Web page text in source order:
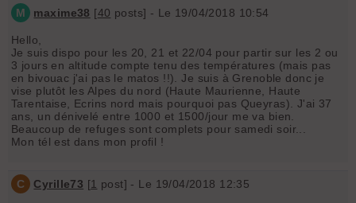
M maxime38 [40 posts] - Le 19/04/2018 10:54
Hello,
Je suis dispo pour les 20, 21 et 22/04 pour partir sur les 2 ou
3 jours en altitude compte tenu des températures (mais pas
en bivouac j'ai pas le matos !!). Je suis à Grenoble donc je
vise plutôt les Alpes du nord (Haute Maurienne, Haute
Tarentaise, Ecrins nord mais pourquoi pas Queyras). J'ai 37
ans, un dénivelé entre 1000 et 1500/jour me va bien.
Beaucoup de refuges sont complets pour samedi soir...
Mon tél est dans mon profil !
C Cyrille73 [1 post] - Le 19/04/2018 12:35